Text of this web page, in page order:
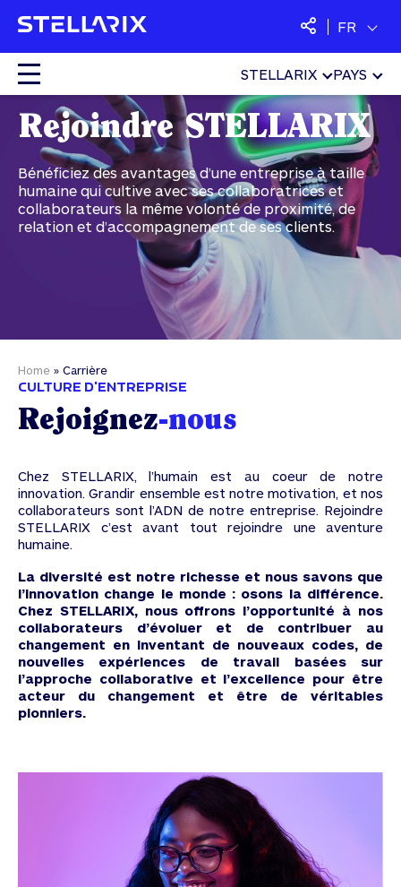
FR
Colocation
Cloud
Services managés
STELLARIX PAYS
LET'S WORK TOGETHER
Rejoindre STELLARIX
Bénéficiez des avantages d’une entreprise à taille
humaine qui cultive avec ses collaboratrices et
collaborateurs la même volonté de proximité, de
relation et d’accompagnement de ses clients.
Home » Carrière
CULTURE D'ENTREPRISE
Rejoignez-nous
Chez STELLARIX, l’humain est au coeur de notre
innovation. Grandir ensemble est notre motivation, et nos
collaborateurs sont l’ADN de notre entreprise. Rejoindre
STELLARIX c’est avant tout rejoindre une aventure
humaine.
La diversité est notre richesse et nous savons que
l’innovation change le monde : osons la différence.
Chez STELLARIX, nous offrons l’opportunité à nos
collaborateurs d’évoluer et de contribuer au
changement en inventant de nouveaux codes, de
nouvelles expériences de travail basées sur
l’approche collaborative et l’excellence pour être
acteur du changement et être de véritables
pionniers.